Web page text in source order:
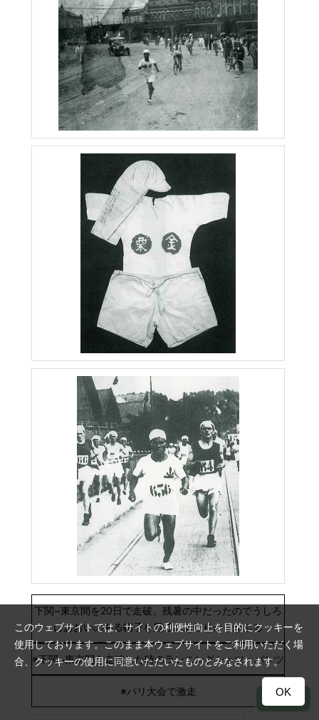
下関~東京間を20日で走破。残暑の中だったのでうしろ
におおいのある帽子を尾道のあたりからかぶる
※下関~東京間を走破した時のランニングシャツ・パンツ
※パリ大会で激走
TOP
このウェブサイトでは、サイトの利便性向上を目的にクッキーを
使用しております。このまま本ウェブサイトをご利用いただく場
合、クッキーの使用に同意いただいたものとみなされます。
OK